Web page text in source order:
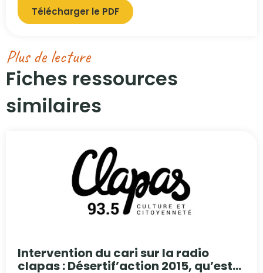
Télécharger le PDF
Plus de lecture
Fiches ressources
similaires​
Intervention du cari sur la radio
clapas : Désertif’action 2015, qu’est-